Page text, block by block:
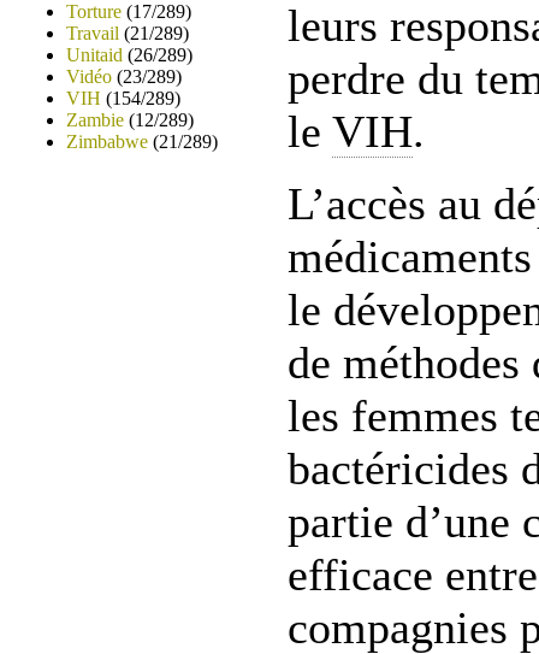
Torture (17/289)
Travail (21/289)
Unitaid (26/289)
Vidéo (23/289)
VIH (154/289)
Zambie (12/289)
Zimbabwe (21/289)
leurs
perdre du
le VIH.
L’accès au
le
de
les femmes
bactéricides
partie d’une
efficace
compagnies